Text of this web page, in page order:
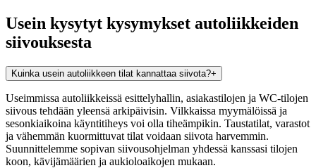
Usein kysytyt kysymykset autoliikkeiden
siivouksesta
Kuinka usein autoliikkeen tilat kannattaa siivota?+
Useimmissa autoliikkeissä esittelyhallin, asiakastilojen ja WC-tilojen
siivous tehdään yleensä arkipäivisin. Vilkkaissa myymälöissä ja
sesonkiaikoina käyntitiheys voi olla tiheämpikin. Taustatilat, varastot
ja vähemmän kuormittuvat tilat voidaan siivota harvemmin.
Suunnittelemme sopivan siivousohjelman yhdessä kanssasi tilojen
koon, kävijämäärien ja aukioloaikojen mukaan.